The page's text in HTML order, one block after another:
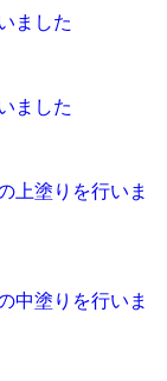
ました
ました
上塗りを行いま
中塗りを行いま